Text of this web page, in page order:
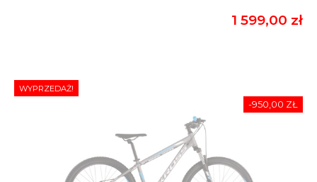
1 599,00 zł
WYPRZEDAŻ!
-950,00 ZŁ